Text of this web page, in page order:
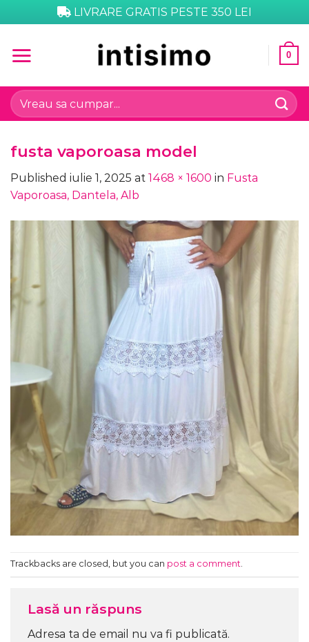
to
LIVRARE GRATIS PESTE 350 LEI
0
Caută
după:
fusta vaporoasa model
Published iulie 1, 2025 at 1468 × 1600 in Fusta
Vaporoasa, Dantela, Alb
Trackbacks are closed, but you can post a comment.
Lasă un răspuns
Adresa ta de email nu va fi publicată.